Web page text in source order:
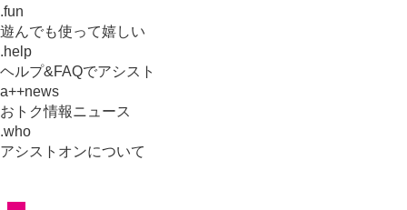
.fun
遊んでも使って嬉しい
.help
ヘルプ&FAQでアシスト
a++news
おトク情報ニュース
.who
アシストオンについて